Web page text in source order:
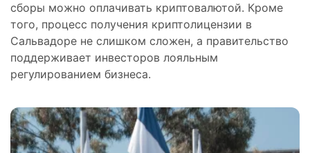
сборы можно оплачивать криптовалютой. Кроме
того, процесс получения криптолицензии в
Сальвадоре не слишком сложен, а правительство
поддерживает инвесторов лояльным
регулированием бизнеса.